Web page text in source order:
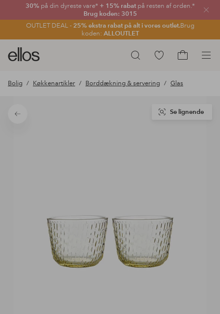
30% på din dyreste vare* + 15% rabatpå resten af orden.*
Brug koden: 3015
OUTLET DEAL - 25% ekstra rabat på alt i vores outlet.Brug
koden: ALLOUTLET
Luk
Søg
Ellos
logo
gå
forsiden
Gå
favoritmarkerede
produkter
Bolig Køkkenartikler Borddækning & servering Glas
Tilbage
Se lignende